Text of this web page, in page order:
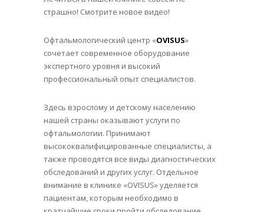
страшно! Смотрите новое видео!
Офтальмологический центр «OVISUS»
сочетает современное оборудование
экспертного уровня и высокий
профессиональный опыт специалистов.
Здесь взрослому и детскому населению
нашей страны оказывают услуги по
офтальмологии. Принимают
высококвалифицированные специалисты, а
также проводятся все виды диагностических
обследований и других услуг. Отдельное
внимание в клинике «OVISUS» уделяется
пациентам, которым необходимо в